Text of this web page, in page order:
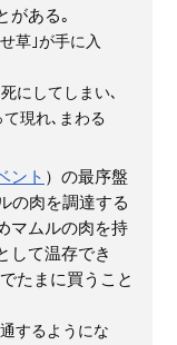
がある｡
草｣が手に入
にしてしまい､
現れ､まわる
ント ）の最序盤
の肉を調達する
マムルの肉を持
して温存でき
たまに買うこと
するようにな